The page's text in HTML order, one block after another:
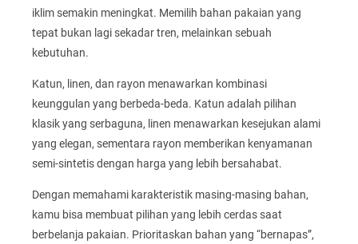
iklim semakin meningkat. Memilih bahan pakaian yang
tepat bukan lagi sekadar tren, melainkan sebuah
kebutuhan.
Katun, linen, dan rayon menawarkan kombinasi
keunggulan yang berbeda-beda. Katun adalah pilihan
klasik yang serbaguna, linen menawarkan kesejukan alami
yang elegan, sementara rayon memberikan kenyamanan
semi-sintetis dengan harga yang lebih bersahabat.
Dengan memahami karakteristik masing-masing bahan,
kamu bisa membuat pilihan yang lebih cerdas saat
berbelanja pakaian. Prioritaskan bahan yang “bernapas”,